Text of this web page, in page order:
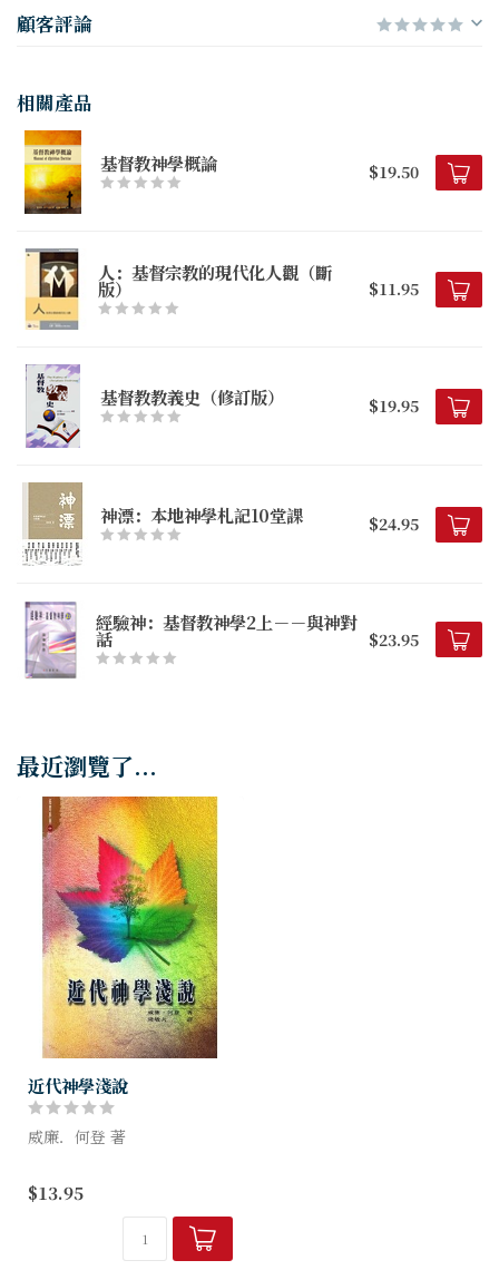
顧客評論
相關產品
基督教神學概論 $19.50
人：基督宗教的現代化人觀（斷
版） $11.95
基督教教義史（修訂版） $19.95
神漂：本地神學札記10堂課 $24.95
經驗神：基督教神學2上－－與神對
話 $23.95
最近瀏覽了...
近代神學淺說
威廉．何登 著
思潮的源流、演變及主要派
系，並把近代神學界所爭辯的
議論兼收並蓄，給予讀者一幅
二十世紀的神學宏圖，從而作
$13.95